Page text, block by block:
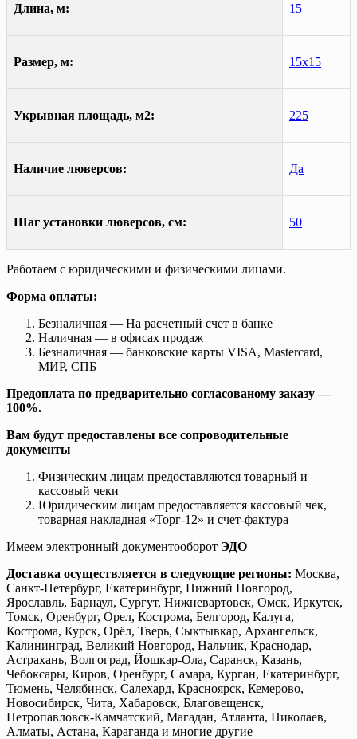
Длина, м: 15
Размер, м: 15х15
Укрывная площадь, м2: 225
Наличие люверсов: Да
Шаг установки люверсов, см: 50
Работаем с юридическими и физическими лицами.
Форма оплаты:
Безналичная — На расчетный счет в банке
Наличная — в офисах продаж
Безналичная — банковские карты VISA, Mastercard,
МИР, СПБ
Предоплата по предварительно согласованому заказу —
100%.
Вам будут предоставлены все сопроводительные
документы
Физическим лицам предоставляются товарный и
кассовый чеки
Юридическим лицам предоставляется кассовый чек,
товарная накладная «Торг-12» и счет-фактура
Имеем электронный документооборот ЭДО
Доставка осуществляется в следующие регионы: Москва,
Санкт-Петербург, Екатеринбург, Нижний Новгород,
Ярославль, Барнаул, Сургут, Нижневартовск, Омск, Иркутск,
Томск, Оренбург, Орел, Кострома, Белгород, Калуга,
Кострома, Курск, Орёл, Тверь, Сыктывкар, Архангельск,
Калининград, Великий Новгород, Нальчик, Краснодар,
Астрахань, Волгоград, Йошкар-Ола, Саранск, Казань,
Чебоксары, Киров, Оренбург, Самара, Курган, Екатеринбург,
Тюмень, Челябинск, Салехард, Красноярск, Кемерово,
Новосибирск, Чита, Хабаровск, Благовещенск,
Петропавловск-Камчатский, Магадан, Атланта, Николаев,
Алматы, Астана, Караганда и многие другие